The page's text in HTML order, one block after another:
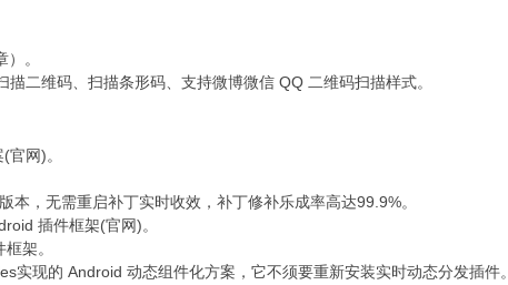
。
二维码、扫描条形码、支持微博微信 QQ 二维码扫描样式。
网)。
本，无需重启补丁实时收效，补丁修补乐成率高达99.9%。
插件框架(官网)。
架。
实现的 Android 动态组件化方案，它不须要重新安装实时动态分发插件。